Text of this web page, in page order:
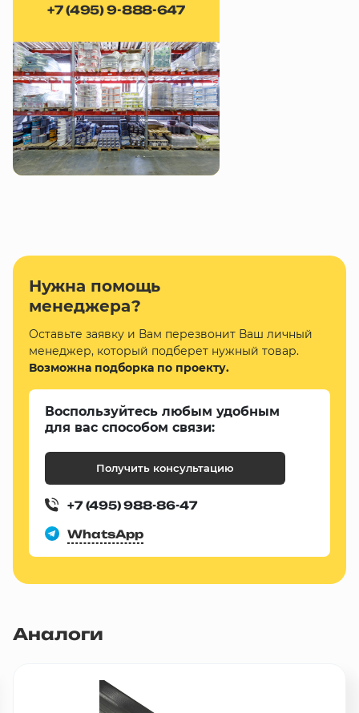
+7 (495) 9-888-647
Нужна помощь
менеджера?
Оставьте заявку и Вам перезвонит Ваш личный
менеджер, который подберет нужный товар.
Возможна подборка по проекту.
Воспользуйтесь любым удобным
для вас способом связи:
Получить консультацию
+7 (495) 988-86-47
WhatsApp
Аналоги